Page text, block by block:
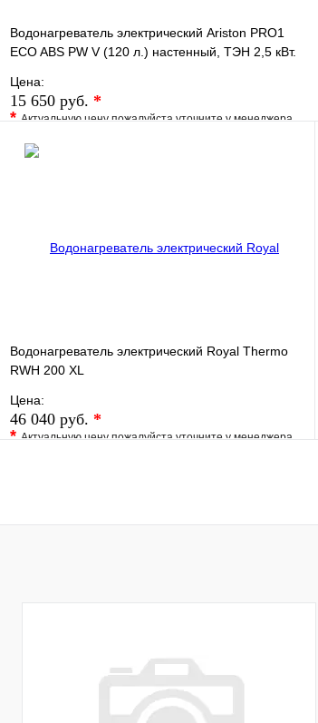
Водонагреватель электрический Ariston PRO1
ECO ABS PW V (120 л.) настенный, ТЭН 2,5 кВт.
Цена:
15 650 руб. *
*Актуальную цену пожалуйста уточните у менеджера
В избранное
Водонагреватель электрический Royal Thermo
RWH 200 XL
Цена:
46 040 руб. *
*Актуальную цену пожалуйста уточните у менеджера